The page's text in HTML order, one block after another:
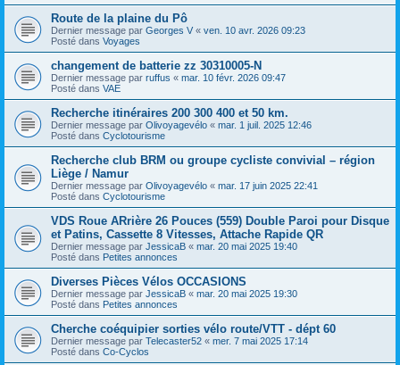
Route de la plaine du Pô
Dernier message par Georges V « ven. 10 avr. 2026 09:23
Posté dans Voyages
changement de batterie zz 30310005-N
Dernier message par ruffus « mar. 10 févr. 2026 09:47
Posté dans VAE
Recherche itinéraires 200 300 400 et 50 km.
Dernier message par Olivoyagevélo « mar. 1 juil. 2025 12:46
Posté dans Cyclotourisme
Recherche club BRM ou groupe cycliste convivial – région
Liège / Namur
Dernier message par Olivoyagevélo « mar. 17 juin 2025 22:41
Posté dans Cyclotourisme
VDS Roue ARrière 26 Pouces (559) Double Paroi pour Disque
et Patins, Cassette 8 Vitesses, Attache Rapide QR
Dernier message par JessicaB « mar. 20 mai 2025 19:40
Posté dans Petites annonces
Diverses Pièces Vélos OCCASIONS
Dernier message par JessicaB « mar. 20 mai 2025 19:30
Posté dans Petites annonces
Cherche coéquipier sorties vélo route/VTT - dépt 60
Dernier message par Telecaster52 « mer. 7 mai 2025 17:14
Posté dans Co-Cyclos